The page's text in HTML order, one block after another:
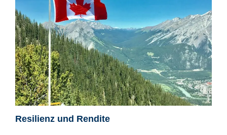
Resilienz und Rendite